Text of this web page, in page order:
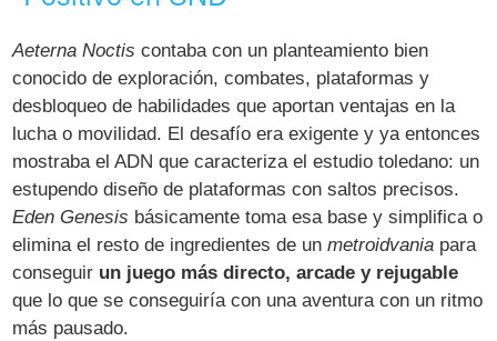
Aeterna Noctis contaba con un planteamiento bien
conocido de exploración, combates, plataformas y
desbloqueo de habilidades que aportan ventajas en la
lucha o movilidad. El desafío era exigente y ya entonces
mostraba el ADN que caracteriza el estudio toledano: un
estupendo diseño de plataformas con saltos precisos.
Eden Genesis básicamente toma esa base y simplifica o
elimina el resto de ingredientes de unmetroidvania para
conseguir un juego más directo, arcade y rejugable
que lo que se conseguiría con una aventura con un ritmo
más pausado.